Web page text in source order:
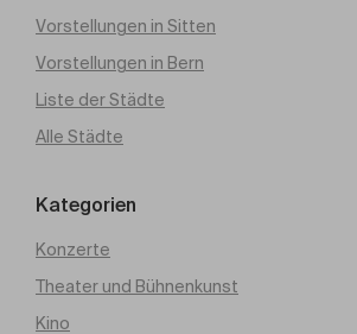
Vorstellungen in Sitten
Vorstellungen in Bern
Liste der Städte
Alle Städte
Kategorien
Konzerte
Theater und Bühnenkunst
Kino